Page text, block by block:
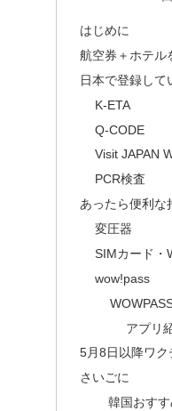
はじめに
航空券＋ホテル
日本で登録して
K-ETA
Q-CODE
Visit JAPAN
PCR検査
あったら便利な
変圧器
SIMカード・
wow!pass
アプリ
5月8日以降ワ
さいごに
韓国おす